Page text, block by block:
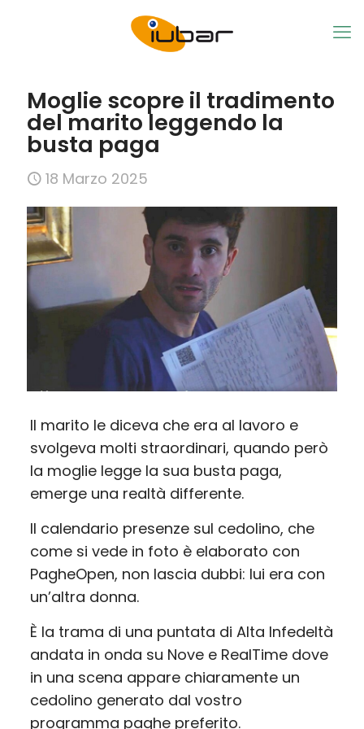
Moglie scopre il tradimento
del marito leggendo la
busta paga
18 Marzo 2025
Il marito le diceva che era al lavoro e
svolgeva molti straordinari, quando però
la moglie legge la sua busta paga,
emerge una realtà differente.
Il calendario presenze sul cedolino, che
come si vede in foto è elaborato con
PagheOpen, non lascia dubbi: lui era con
un’altra donna.
È la trama di una puntata di Alta Infedeltà
andata in onda su Nove e RealTime dove
in una scena appare chiaramente un
cedolino generato dal vostro
programma paghe preferito.